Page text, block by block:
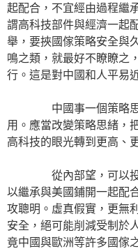
起配合，不宜經由過程繼
謂高科技部件與經濟一起
舉，要挾國傢策略安全與
鳴之類，就最好不瞭瞭之
行。這是對中國和人平易
中國事一個策略思惟
用。應當改變策略思緒，
高科技的眼光轉到更高、
從內部望，可以投向
以繼承與美國鋪開一起配
攻聰明。虛真假實，更無
安全，絕可能削減受制於
竟中國與歐洲等許多國傢